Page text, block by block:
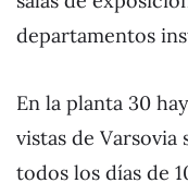
departamentos
En la planta 30
vistas de Varsovia
todos los días de